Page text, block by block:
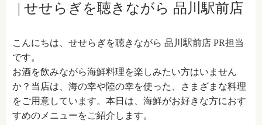
| せせらぎを聴きながら 品川駅前店
こんにちは、せせらぎを聴きながら 品川駅前店 PR担当
です。
お酒を飲みながら海鮮料理を楽しみたい方はいません
か？当店は、海の幸や陸の幸を使った、さまざまな料理
をご用意しています。本日は、海鮮がお好きな方におす
すめのメニューをご紹介します。